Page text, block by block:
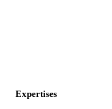
Expertises